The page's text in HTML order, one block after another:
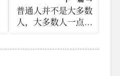
普通人并不是大多数
人，大多数人一点都
不普通。